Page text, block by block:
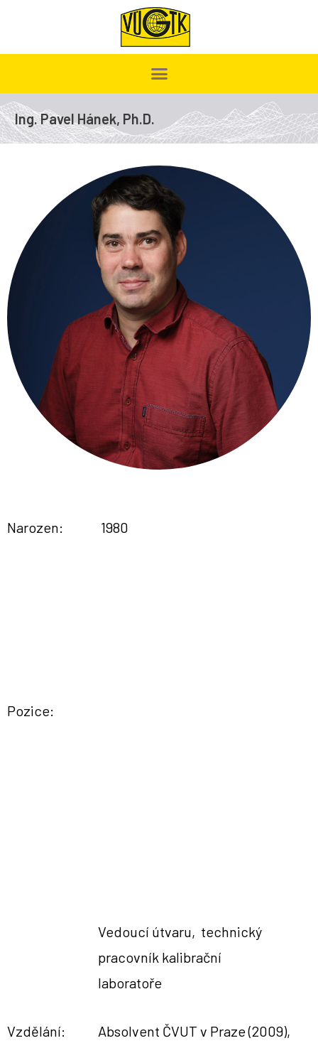
Ing. Pavel Hánek, Ph.D.
Narozen: 1980
Pozice:
Vedoucí útvaru, technický
pracovník kalibrační
laboratoře
Vzdělání:
Absolvent ČVUT v Praze (2009),